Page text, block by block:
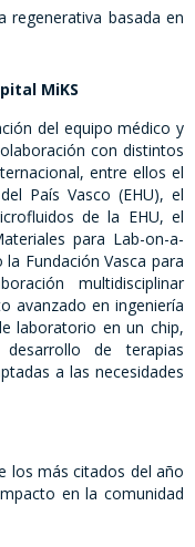
regenerativa basada en
MiKS
del equipo médico y
con distintos
entre ellos el
País Vasco (EHU), el
de la EHU, el
para Lab-on-a-
Fundación Vasca para
multidisciplinar
avanzado en ingeniería
laboratorio en un chip,
de terapias
a las necesidades
los más citados del año
en la comunidad